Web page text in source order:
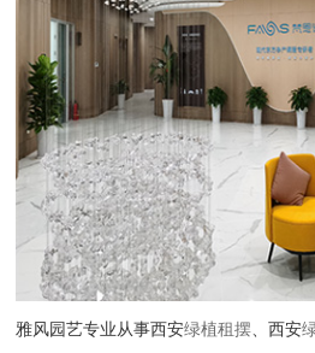
雅风园艺专业从事西安绿植租摆、西安